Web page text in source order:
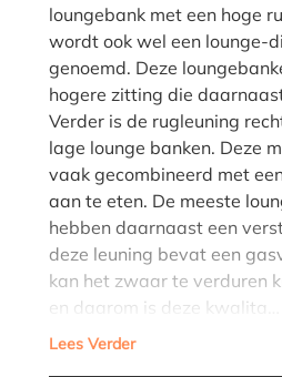
loungebank met een hoge
wordt ook wel een lounge-
genoemd. Deze
hogere zitting die
Verder is de rugleuning
lage lounge banken. Deze
vaak gecombineerd met
aan te eten. De meeste
hebben daarnaast een
deze leuning bevat een
kan het zwaar te verduren
en daarom is deze kwalita…
Lees Verder